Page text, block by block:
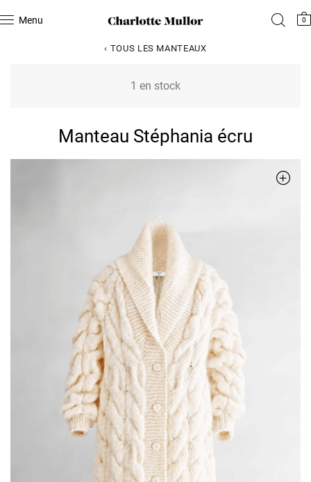
Menu 0
‹ TOUS LES MANTEAUX
Manteau Stéphania écru
1 en stock